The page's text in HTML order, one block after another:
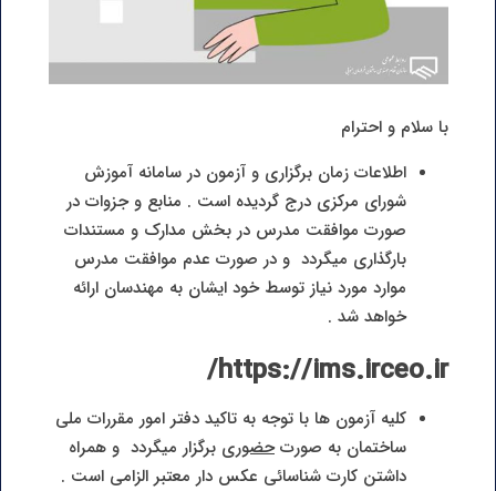
با سلام و احترام
اطلاعات زمان برگزاری و آزمون در سامانه آموزش
شورای مرکزی درج گردیده است . منابع و جزوات در
صورت موافقت مدرس در بخش مدارک و مستندات
بارگذاری میگردد و در صورت عدم موافقت مدرس
موارد مورد نیاز توسط خود ایشان به مهندسان ارائه
خواهد شد .
https://ims.irceo.ir/
کلیه آزمون ها با توجه به تاکید دفتر امور مقررات ملی
ساختمان به صورتحضوری برگزار میگردد و همراه
داشتن کارت شناسائی عکس دار معتبر الزامی است .